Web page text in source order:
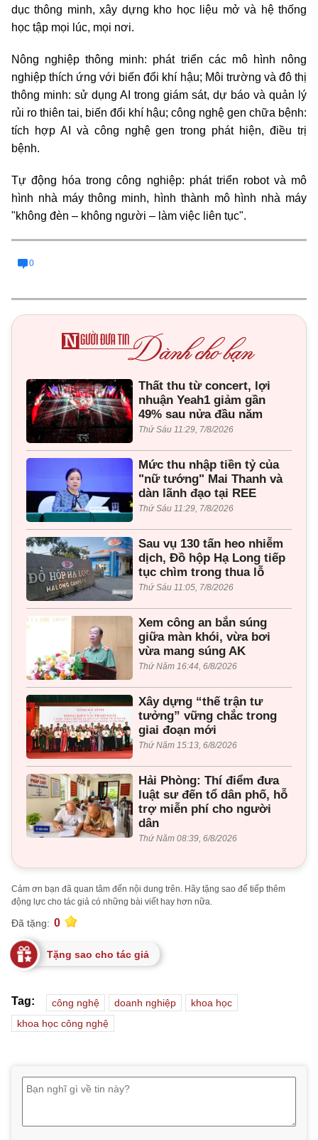
dục thông minh, xây dựng kho học liệu mở và hệ thống
học tập mọi lúc, mọi nơi.
Nông nghiệp thông minh: phát triển các mô hình nông
nghiệp thích ứng với biến đổi khí hậu; Môi trường và đô thị
thông minh: sử dụng AI trong giám sát, dự báo và quản lý
rủi ro thiên tai, biến đổi khí hậu; công nghệ gen chữa bệnh:
tích hợp AI và công nghệ gen trong phát hiện, điều trị
bệnh.
Tự động hóa trong công nghiệp: phát triển robot và mô
hình nhà máy thông minh, hình thành mô hình nhà máy
"không đèn – không người – làm việc liên tục".
0
Thất thu từ concert, lợi
nhuận Yeah1 giảm gần
49% sau nửa đầu năm
Thứ Sáu 11:29, 7/8/2026
Mức thu nhập tiền tỷ của
"nữ tướng" Mai Thanh và
dàn lãnh đạo tại REE
Thứ Sáu 11:29, 7/8/2026
Sau vụ 130 tấn heo nhiễm
dịch, Đồ hộp Hạ Long tiếp
tục chìm trong thua lỗ
Thứ Sáu 11:05, 7/8/2026
Xem công an bắn súng
giữa màn khói, vừa bơi
vừa mang súng AK
Thứ Năm 16:44, 6/8/2026
Xây dựng “thế trận tư
tưởng” vững chắc trong
giai đoạn mới
Thứ Năm 15:13, 6/8/2026
Hải Phòng: Thí điểm đưa
luật sư đến tổ dân phố, hỗ
trợ miễn phí cho người
dân
Thứ Năm 08:39, 6/8/2026
Cảm ơn bạn đã quan tâm đến nội dung trên. Hãy tặng sao để tiếp thêm
động lực cho tác giả có những bài viết hay hơn nữa.
Đã tặng: 0
Tặng sao cho tác giả
Tag: công nghệ doanh nghiệp
khoa học
khoa học công nghệ